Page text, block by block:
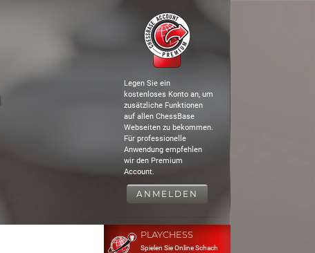
Legen Sie ein
kostenloses Konto an, um
zusätzliche Funktionen
auf allen ChessBase
Webseiten zu bekommen.
Für professionelle
Anwendung empfehlen
wir den Premium
Account.
ANMELDEN
PLAYCHESS
Spielen Sie Online Schach